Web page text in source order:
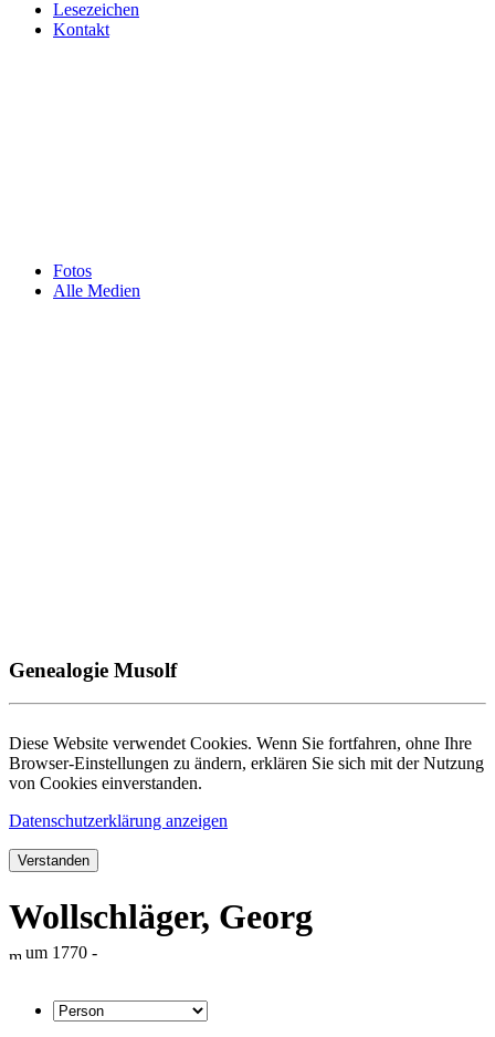
Fotos
Alle Medien
Lesezeichen
Kontakt
Genealogie Musolf
Diese Website verwendet Cookies. Wenn Sie fortfahren, ohne Ihre
Browser-Einstellungen zu ändern, erklären Sie sich mit der Nutzung
von Cookies einverstanden.
Datenschutzerklärung anzeigen
Verstanden
Wollschläger, Georg
um 1770 -